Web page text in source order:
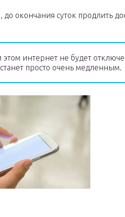
до окончания суток продлить
этом интернет не будет
просто очень медленным.